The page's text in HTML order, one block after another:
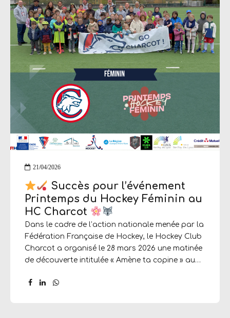
au programme : Un match contre l’Entente...
21/04/2026
Succès pour l’événement
Printemps du Hockey Féminin au
HC Charcot
Dans le cadre de l’action nationale menée par la
Fédération Française de Hockey, le Hockey Club
Charcot a organisé le 28 mars 2026 une matinée
de découverte intitulée « Amène ta copine » au
encourager et à développer la pratique du